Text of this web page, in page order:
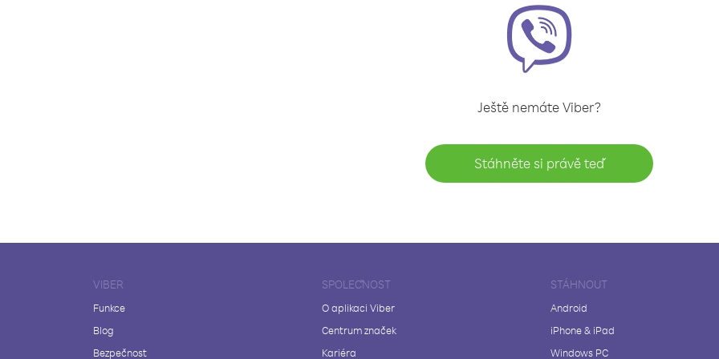
Ještě nemáte Viber?
Stáhněte si právě teď
VIBER
Funkce
Blog
Bezpečnost
SPOLEČNOST
O aplikaci Viber
Centrum značek
Kariéra
STÁHNOUT
Android
iPhone & iPad
Windows PC